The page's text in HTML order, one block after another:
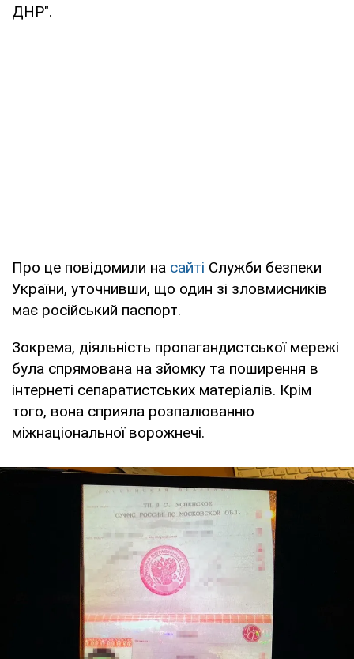
ДНР".
Про це повідомили на сайті Служби безпеки
України, уточнивши, що один зі зловмисників
має російський паспорт.
Зокрема, діяльність пропагандистської мережі
була спрямована на зйомку та поширення в
інтернеті сепаратистських матеріалів. Крім
того, вона сприяла розпалюванню
міжнаціональної ворожнечі.